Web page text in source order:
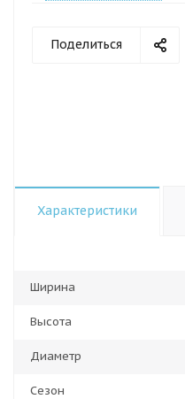
Поделиться
Характеристики
Ширина
Высота
Диаметр
Сезон